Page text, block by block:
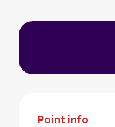
Point info